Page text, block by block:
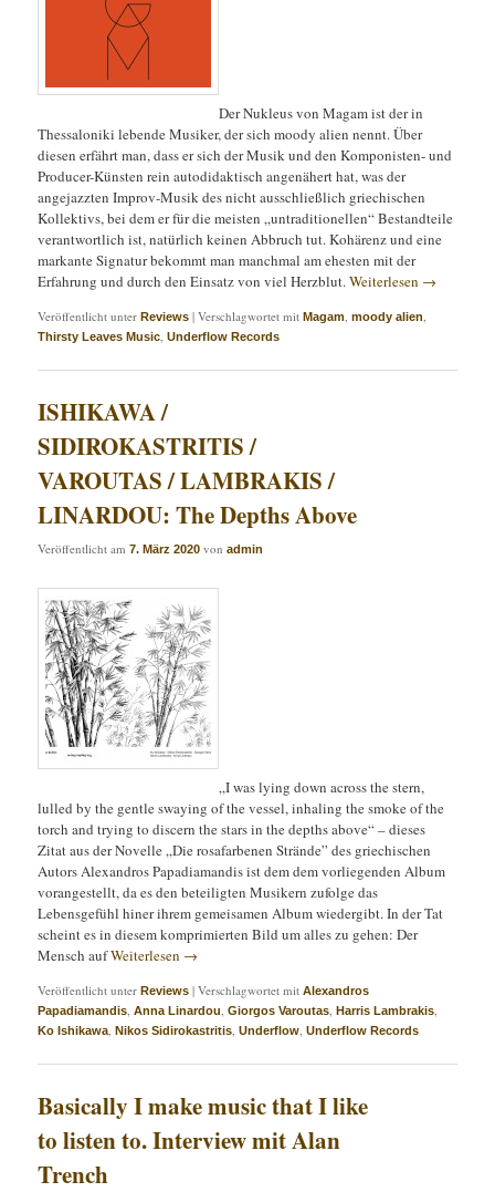
Der Nukleus von Magam ist der in
Thessaloniki lebende Musiker, der sich moody alien nennt. Über
diesen erfährt man, dass er sich der Musik und den Komponisten- und
Producer-Künsten rein autodidaktisch angenähert hat, was der
angejazzten Improv-Musik des nicht ausschließlich griechischen
Kollektivs, bei dem er für die meisten „untraditionellen“ Bestandteile
verantwortlich ist, natürlich keinen Abbruch tut. Kohärenz und eine
markante Signatur bekommt man manchmal am ehesten mit der
Erfahrung und durch den Einsatz von viel Herzblut.Weiterlesen →
Veröffentlicht unter Reviews |Verschlagwortet mit Magam,moody alien,
Thirsty Leaves Music,Underflow Records
ISHIKAWA /
SIDIROKASTRITIS /
VAROUTAS / LAMBRAKIS /
LINARDOU: The Depths Above
Veröffentlicht am7. März 2020 vonadmin
„I was lying down across the stern,
lulled by the gentle swaying of the vessel, inhaling the smoke of the
torch and trying to discern the stars in the depths above“ – dieses
Zitat aus der Novelle „Die rosafarbenen Strände” des griechischen
Autors Alexandros Papadiamandis ist dem dem vorliegenden Album
vorangestellt, da es den beteiligten Musikern zufolge das
Lebensgefühl hiner ihrem gemeisamen Album wiedergibt. In der Tat
scheint es in diesem komprimierten Bild um alles zu gehen: Der
Mensch aufWeiterlesen →
Veröffentlicht unter Reviews |Verschlagwortet mit Alexandros
Papadiamandis,Anna Linardou,Giorgos Varoutas,Harris Lambrakis,
Ko Ishikawa,Nikos Sidirokastritis,Underflow,Underflow Records
Basically I make music that I like
to listen to. Interview mit Alan
Trench